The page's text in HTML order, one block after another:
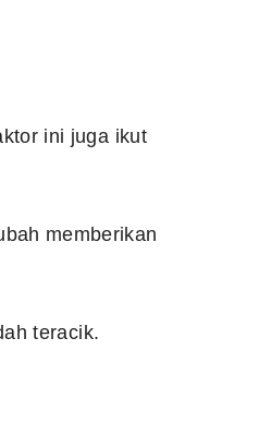
ini juga ikut
memberikan
teracik.